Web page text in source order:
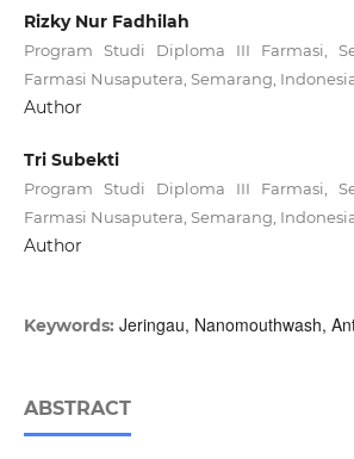
Rizky Nur Fadhilah
Program Studi Diploma III Farmasi,
Farmasi Nusaputera, Semarang,
Author
Tri Subekti
Program Studi Diploma III Farmasi,
Farmasi Nusaputera, Semarang,
Author
Keywords: Jeringau, Nanomouthwash,
ABSTRACT